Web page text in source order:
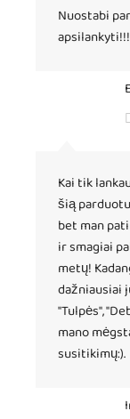
Nuostabi
apsilankyti!!!
Kai tik
šią
bet man
ir smagiai
metų!
dažniausiai
"Tulpės",
mano
susitikimų:).